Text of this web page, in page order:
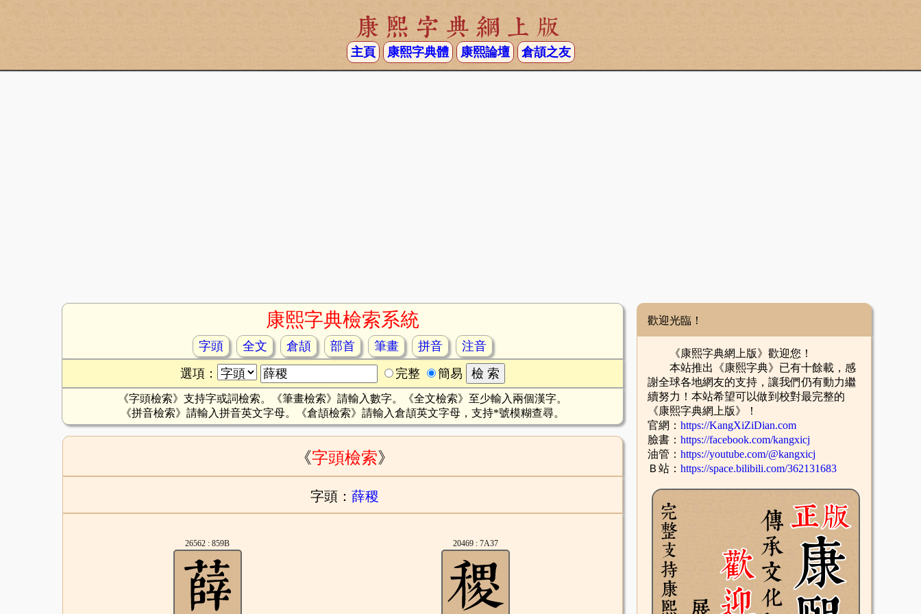
康熙字典網上版
主頁 康熙字典體 康熙論壇 倉頡之友
康熙字典檢索系統
字頭 全文 倉頡 部首 筆畫 拼音
注音
選項：
完整 簡易
《字頭檢索》支持字或詞檢索。《筆畫檢索》請輸入數字。《全文檢索》至少輸入兩個漢字。
《拼音檢索》請輸入拼音英文字母。《倉頡檢索》請輸入倉頡英文字母，支持*號模糊查尋。
《字頭檢索》
字頭： 薛稷
26562 : 859B 20469 : 7A37
歡迎光臨！
《康熙字典網上版》歡迎您！
本站推出《康熙字典》已有十餘載，感
謝全球各地網友的支持，讓我們仍有動力繼
續努力！本站希望可以做到校對最完整的
《康熙字典網上版》！
官網： https://KangXiZiDian.com
臉書： https://facebook.com/kangxicj
油管： https://youtube.com/@kangxicj
Ｂ站： https://space.bilibili.com/362131683